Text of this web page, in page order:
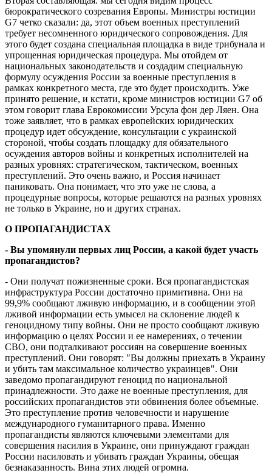
бюрократического созревания Европы. Министры юстиции
G7 четко сказали: да, этот объем военных преступлений
требует несомненного юридического сопровождения. Для
этого будет создана специальная площадка в виде трибунала и
упрощенная юридическая процедура. Мы отойдем от
национальных законодательств и создадим специальную
формулу осуждения России за военные преступления в
рамках конкретного места, где это будет происходить. Уже
принято решение, и кстати, кроме министров юстиции G7 об
этом говорит глава Еврокомиссии Урсула фон дер Ляен. Она
тоже заявляет, что в рамках европейских юридических
процедур идет обсуждение, консультации с украинской
стороной, чтобы создать площадку для обязательного
осуждения авторов войны и конкретных исполнителей на
разных уровнях: стратегическом, тактическом, военных
преступлений. Это очень важно, и Россия начинает
паниковать. Она понимает, что это уже не слова, а
процедурные вопросы, которые решаются на разных уровнях
не только в Украине, но и других странах.
О ПРОПАГАНДИСТАХ
- Вы упомянули первых лиц России, а какой будет участь
пропагандистов?
- Они получат пожизненные сроки. Вся пропагандистская
инфраструктура России достаточно примитивна. Они на
99,9% сообщают лживую информацию, и в сообщении этой
лживой информации есть умысел на склонение людей к
геноцидному типу войны. Они не просто сообщают лживую
информацию о целях России и ее намерениях, о течении
СВО, они подталкивают россиян на совершение военных
преступлений. Они говорят: "Вы должны приехать в Украину
и убить там максимальное количество украинцев". Они
заведомо пропагандируют геноцид по национальной
принадлежности. Это даже не военные преступления, для
российских пропагандистов эти обвинения более объемные.
Это преступление против человечности и нарушение
международного гуманитарного права. Именно
пропагандисты являются ключевыми элементами для
совершения насилия в Украине, они принуждают граждан
России насиловать и убивать граждан Украины, обещая
безнаказанность. Вина этих людей огромна.